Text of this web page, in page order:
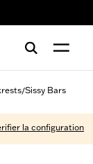
/Sissy Bars
la configuration